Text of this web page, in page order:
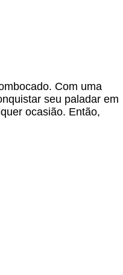
Com uma
seu paladar em
ocasião. Então,